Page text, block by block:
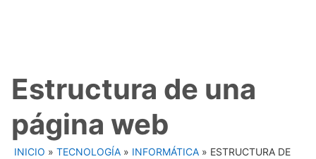
Estructura de una
página web
INICIO » TECNOLOGÍA » INFORMÁTICA » ESTRUCTURA DE